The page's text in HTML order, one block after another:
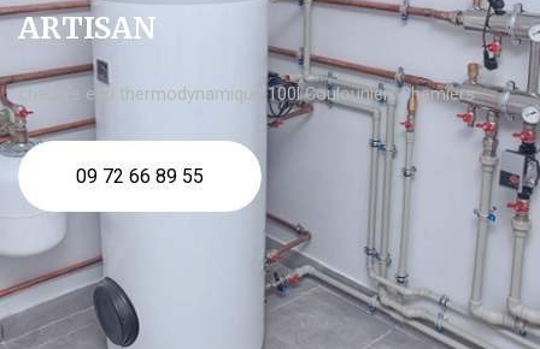
ARTISAN
chauffe eau thermodynamique 100l Coulounieix Chamiers
09 72 66 89 55